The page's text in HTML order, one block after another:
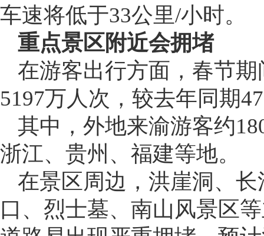
车速将低于33公里/小时。
重点景区附近会拥堵
在游客出行方面，春节
5197万人次，较去年同期
其中，外地来渝游客约
浙江、贵州、福建等地。
在景区周边，洪崖洞、
口、烈士墓、南山风景区